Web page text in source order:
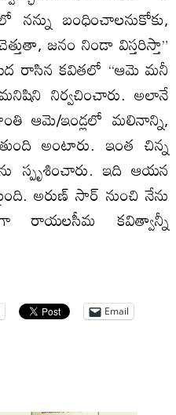
నన్ను బంధించాలనుకోకు,
జనం నిండా విస్తరిస్తా”
రాసిన కవితలో “ఆమె మనీ
నిర్వచించారు. అలానే
ఆమె/ఇండ్లలో మలినాన్ని,
అంటారు. ఇంత చిన్న
స్పృశించారు. ఇది ఆయన
అరుణ్ సార్ నుంచి నేను
రాయలసీమ కవిత్వాన్నీ
Email